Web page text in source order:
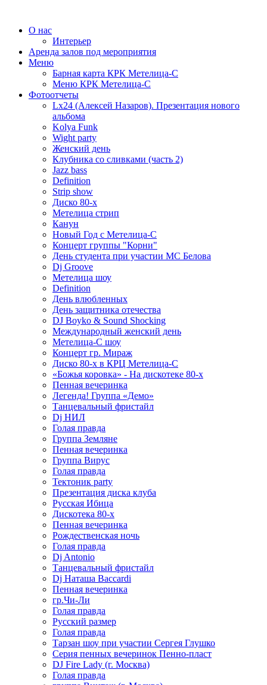
О нас
Интерьер
Аренда залов под мероприятия
Меню
Барная карта КРК Метелица-С
Меню КРК Метелица-С
Фотоотчеты
Lx24 (Алексей Назаров). Презентация нового
альбома
Kolya Funk
Wight party
Женский день
Клубника со сливками (часть 2)
Jazz bass
Definition
Strip show
Диско 80-х
Метелица стрип
Канун
Новый Год с Метелица-С
Концерт группы "Корни"
День студента при участии МС Белова
Dj Groove
Метелица шоу
Definition
День влюбленных
День защитника отечества
DJ Boyko & Sound Shocking
Международный женский день
Метелица-С шоу
Концерт гр. Мираж
Диско 80-х в КРЦ Метелица-С
«Божья коровка» - На дискотеке 80-х
Пенная вечеринка
Легенда! Группа «Демо»
Танцевальный фристайл
Dj НИЛ
Голая правда
Группа Земляне
Пенная вечеринка
Группа Вирус
Голая правда
Тектоник party
Презентация диска клуба
Русская Ибица
Дискотека 80-х
Пенная вечеринка
Рождественская ночь
Голая правда
Dj Antonio
Танцевальный фристайл
Dj Наташа Baccardi
Пенная вечеринка
гр.Чи-Ли
Голая правда
Русский размер
Голая правда
Тарзан шоу при участии Сергея Глушко
Серия пенных вечеринок Пенно-пласт
DJ Fire Lady (г. Москва)
Голая правда